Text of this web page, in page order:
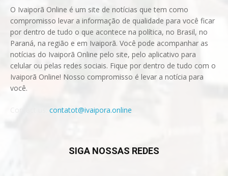
O Ivaiporã Online é um site de notícias que tem como
compromisso levar a informação de qualidade para você ficar
por dentro de tudo o que acontece na política, no Brasil, no
Paraná, na região e em Ivaiporã. Você pode acompanhar as
notícias do Ivaiporã Online pelo site, pelo aplicativo para
celular ou pelas redes sociais. Fique por dentro de tudo com o
Ivaiporã Online! Nosso compromisso é levar a notícia para
você.
contatot@ivaipora.online
SIGA NOSSAS REDES